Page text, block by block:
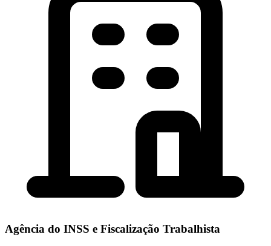
Agência do INSS e Fiscalização Trabalhista